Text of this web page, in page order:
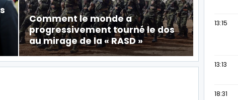
Comment le monde a
progressivement tourné le dos
au mirage de la « RASD »
13:15
13:13
18:31